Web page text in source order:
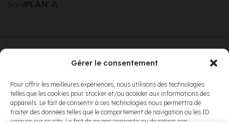
Gérer le consentement
Pour offrir les meilleures expériences, nous utilisons des technologies
telles que les cookies pour stocker et/ou accéder aux informations des
appareils. Le fait de consentir à ces technologies nous permettra de
traiter des données telles que le comportement de navigation ou les ID
uniques sur ce site. Le fait de ne pas consentir ou de retirer son
Signé
conditions
d’utilisationet
nospolitiques
de
2005 av. de Bois-de-Boulogne, Laval QC H7N 0J7